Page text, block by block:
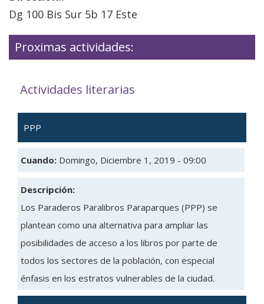
Dg 100 Bis Sur 5b 17 Este
Proximas actividades:
Actividades literarias
PPP
Cuando: Domingo, Diciembre 1, 2019 - 09:00
Descripción:
Los Paraderos Paralibros Paraparques (PPP) se
plantean como una alternativa para ampliar las
posibilidades de acceso a los libros por parte de
todos los sectores de la población, con especial
énfasis en los estratos vulnerables de la ciudad.